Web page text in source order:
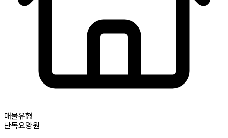
매물유형
단독요양원